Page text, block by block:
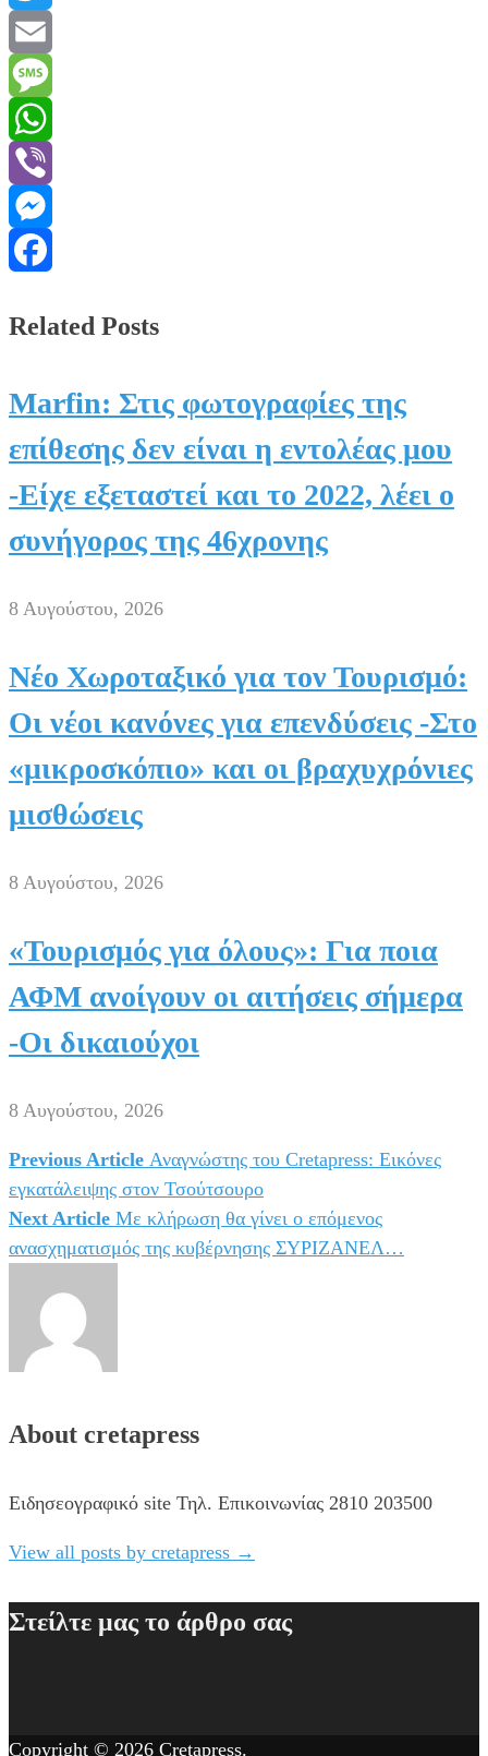
Twitter
Email
Message
WhatsApp
Viber
Messenger
Related Posts
Marfin: Στις φωτογραφίες της
επίθεσης δεν είναι η εντολέας μου
-Είχε εξεταστεί και το 2022, λέει ο
συνήγορος της 46χρονης
8 Αυγούστου, 2026
Νέο Χωροταξικό για τον Τουρισμό:
Οι νέοι κανόνες για επενδύσεις -Στο
«μικροσκόπιο» και οι βραχυχρόνιες
μισθώσεις
8 Αυγούστου, 2026
«Τουρισμός για όλους»: Για ποια
ΑΦΜ ανοίγουν οι αιτήσεις σήμερα
-Οι δικαιούχοι
8 Αυγούστου, 2026
Πλοήγηση
άρθρων
Previous Article Αναγνώστης του Cretapress: Εικόνες
εγκατάλειψης στον Τσούτσουρο
Next Article Με κλήρωση θα γίνει ο επόμενος
ανασχηματισμός της κυβέρνησης ΣΥΡΙΖΑΝΕΛ…
About cretapress
Ειδησεογραφικό site Τηλ. Επικοινωνίας 2810 203500
View all posts by cretapress →
Στείλτε μας το άρθρο σας
Copyright © 2026 Cretapress.